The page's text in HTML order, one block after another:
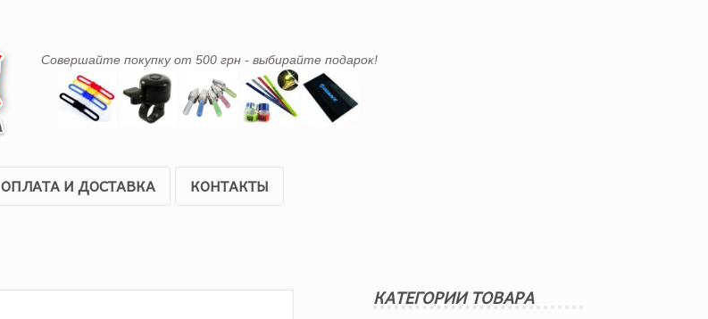
Совершайте покупку от 500 грн - выбирайте подарок!
ОПЛАТА И ДОСТАВКА КОНТАКТЫ
КАТЕГОРИИ ТОВАРА